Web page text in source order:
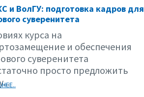
и ВолГУ: подготовка кадров для
суверенитета
курса на
и обеспечения
суверенитета
просто предложить